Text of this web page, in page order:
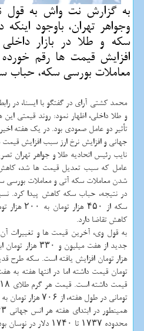
به گزارش نت واش به قول
وجواهر تهران، باوجود
سكه و طلا در بازار
افزایش قیمت ها رقم
معاملات بورسی سكه، حباب
محمد کشتی آرای در گفتگو با ایسنا، در
و طلا داخلی، اظهار نمود: روند قیمتی
تأثیر دو عامل صعودی بود. در یک هفته
جهانی و افزایش نرخ ارز سبب افزایش
نایب رئیس اتحادیه طلا و جواهر تهران
عامل که سبب تعدیل قیمت ها شد، کاهش
شدن معاملات سکه آتی و معاملات بورسی
در نتیجه، حباب سکه کاهش پیدا کرد.
سکه از ۴۵۰
کاهش تقاضا دارد.
به قول وی، آخرین قیمت ها و
هزار تومان افزایش یافته است. سکه طرح
تومانی در طول هفته، از ۷۰۶ هزار تومان به ۷۴۰ هزار تومان رسیده است.
محدوده ۱۷۳۷ تا ۱۷۴۰ دلار در نوسان بود.